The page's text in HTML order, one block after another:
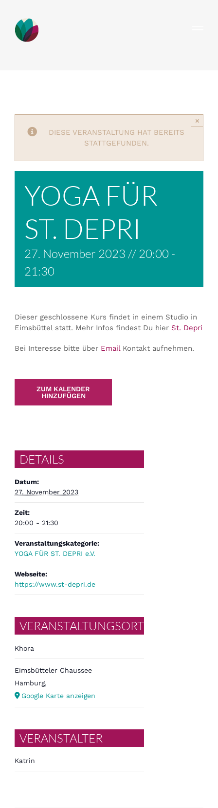
springen
DIESE VERANSTALTUNG HAT BEREITS
STATTGEFUNDEN.
×
YOGA FÜR
ST. DEPRI
27. November 2023 // 20:00 -
21:30
Dieser geschlossene Kurs findet in einem Studio in
Eimsbüttel statt. Mehr Infos findest Du hier St. Depri
Bei Interesse bitte über EmailKontakt aufnehmen.
ZUM KALENDER
HINZUFÜGEN
DETAILS
Datum:
27. November 2023
Zeit:
20:00 - 21:30
Veranstaltungskategorie:
YOGA FÜR ST. DEPRI e.V.
Webseite:
https://www.st-depri.de
VERANSTALTUNGSORT
Khora
Eimsbütteler Chaussee
Hamburg,
Google Karte anzeigen
VERANSTALTER
Katrin